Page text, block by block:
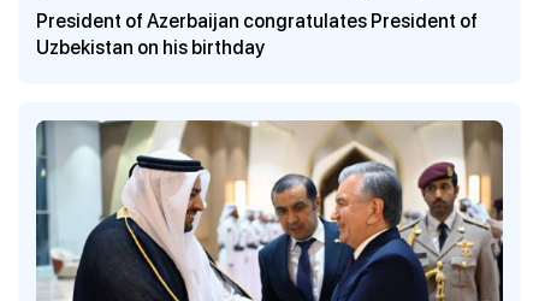
President of Azerbaijan congratulates President of
Uzbekistan on his birthday